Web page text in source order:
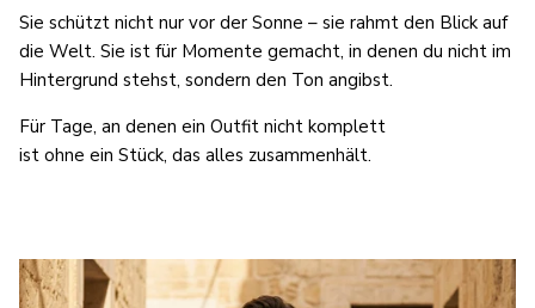
Sie schützt nicht nur vor der Sonne – sie rahmt den Blick auf
die Welt. Sie ist für Momente gemacht, in denen du nicht im
Hintergrund stehst, sondern den Ton angibst.
Für Tage, an denen ein Outfit nicht komplett
ist ohne ein Stück, das alles zusammenhält.